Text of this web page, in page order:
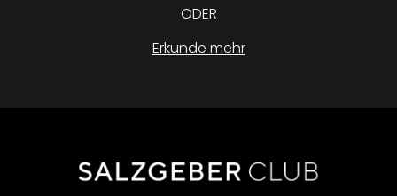
ODER
Erkunde mehr